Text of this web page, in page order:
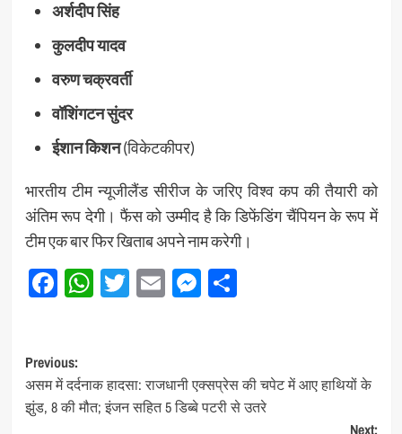
अर्शदीप सिंह
कुलदीप यादव
वरुण चक्रवर्ती
वॉशिंगटन सुंदर
ईशान किशन(विकेटकीपर)
भारतीय टीम न्यूजीलैंड सीरीज के जरिए विश्व कप की तैयारी को
अंतिम रूप देगी। फैंस को उम्मीद है कि डिफेंडिंग चैंपियन के रूप में
टीम एक बार फिर खिताब अपने नाम करेगी।
Facebook
WhatsApp
Twitter
EmailMessenger
Share
Post
navigation
Previous:
असम में दर्दनाक हादसा: राजधानी एक्सप्रेस की चपेट में आए हाथियों के
झुंड, 8 की मौत; इंजन सहित 5 डिब्बे पटरी से उतरे
Next: